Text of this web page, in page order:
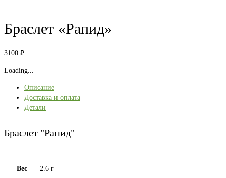
Браслет «Рапид»
3100 ₽
Loading...
Описание
Доставка и оплата
Детали
Браслет "Рапид"
Вес
2.6 г